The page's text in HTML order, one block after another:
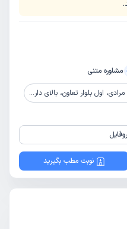
مشاوره‌ متنی
داروخانه دکتر نظیری، ساختمان پزشکان ایران، طبقه 3 واحد 6
نوبت مطب بگیرید